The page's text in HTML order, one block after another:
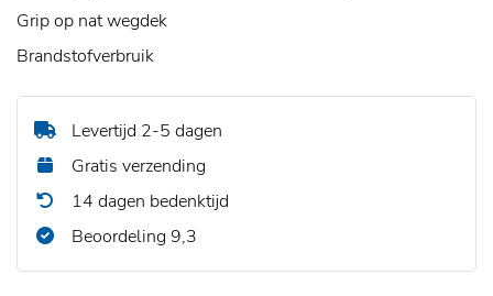
Grip op nat wegdek
Brandstofverbruik
Levertijd 2-5 dagen
Gratis verzending
14 dagen bedenktijd
Beoordeling 9,3